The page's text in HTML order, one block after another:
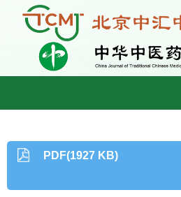
PDF(1927 KB)